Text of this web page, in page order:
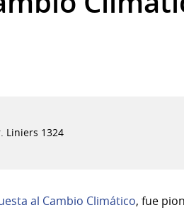
Liniers 1324
al Cambio Climático, fue